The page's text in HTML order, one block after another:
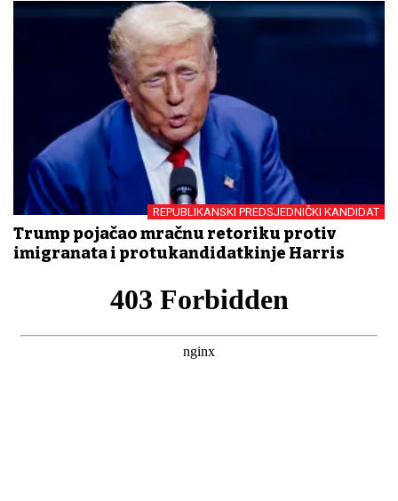
REPUBLIKANSKI PREDSJEDNIČKI KANDIDAT
Trump pojačao mračnu retoriku protiv
imigranata i protukandidatkinje Harris